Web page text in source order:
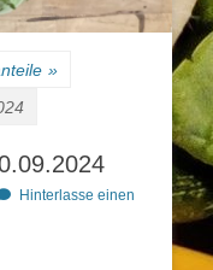
»
Hinterlasse einen